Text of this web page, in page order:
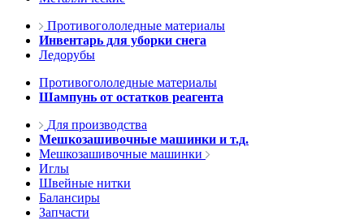
Противогололедные материалы
Инвентарь для уборки снега
Ледорубы
Противогололедные материалы
Шампунь от остатков реагента
Для производства
Мешкозашивочные машинки и т.д.
Мешкозашивочные машинки
Иглы
Швейные нитки
Балансиры
Запчасти